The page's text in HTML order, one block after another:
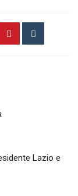
Lazio e